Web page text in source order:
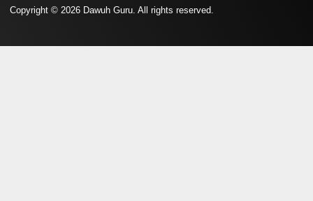
Copyright © 2026 Dawuh Guru. All rights reserved.